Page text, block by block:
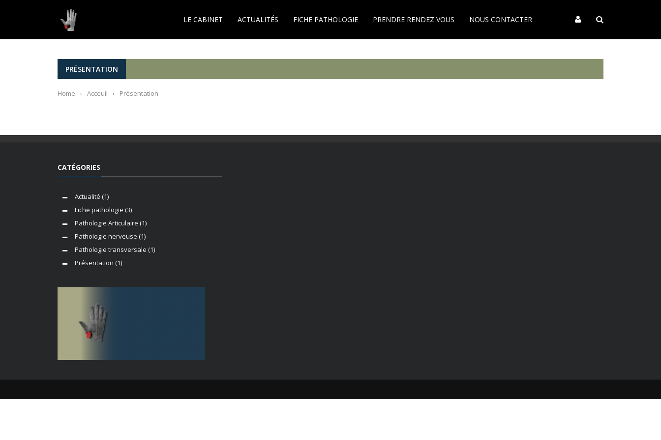
LE CABINET ACTUALITÉS FICHE PATHOLOGIE PRENDRE RENDEZ VOUS NOUS CONTACTER
PRÉSENTATION
Home › Acceuil › Présentation
CATÉGORIES
Actualité (1)
Fiche pathologie (3)
Pathologie Articulaire (1)
Pathologie nerveuse (1)
Pathologie transversale (1)
Présentation (1)